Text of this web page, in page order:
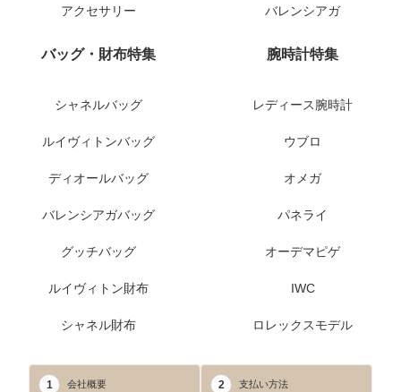
アクセサリー バレンシアガ
バッグ・財布特集
シャネルバッグ
ルイヴィトンバッグ
ディオールバッグ
バレンシアガバッグ
グッチバッグ
ルイヴィトン財布
シャネル財布
腕時計特集
レディース腕時計
ウブロ
オメガ
パネライ
オーデマピゲ
IWC
ロレックスモデル
1 会社概要 2 支払い方法